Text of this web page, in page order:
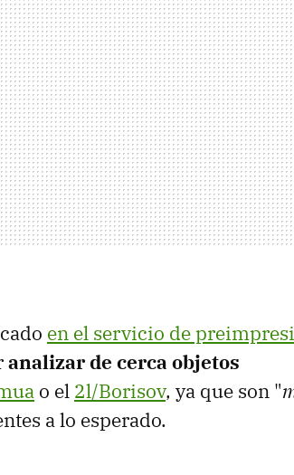
en el servicio de
analizar de cerca objetos
o el 2l/Borisov, ya que son "
a lo esperado.